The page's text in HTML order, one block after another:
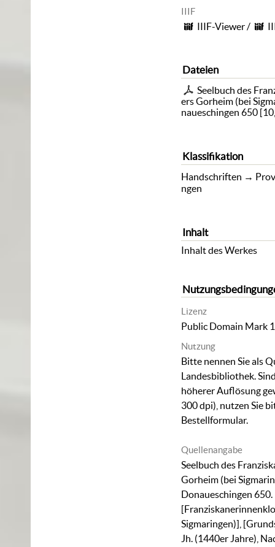
IIIF
IIIF-Viewer/
Dateien
Seelbuch des
ers Gorheim (bei
naueschingen 650 [
Klassifikation
Handschriften →
ngen
Inhalt
Inhalt des Werkes
Lizenz
Public Domain Mark
Nutzung
Bitte nennen Sie als
Landesbibliothek.
höherer Auflösung
300 dpi), nutzen Sie
Bestellformular.
Quellenangabe
Seelbuch des
Gorheim (bei
Donaueschingen 650.
Sigmaringen)],
Jh. (1440er Jahre),